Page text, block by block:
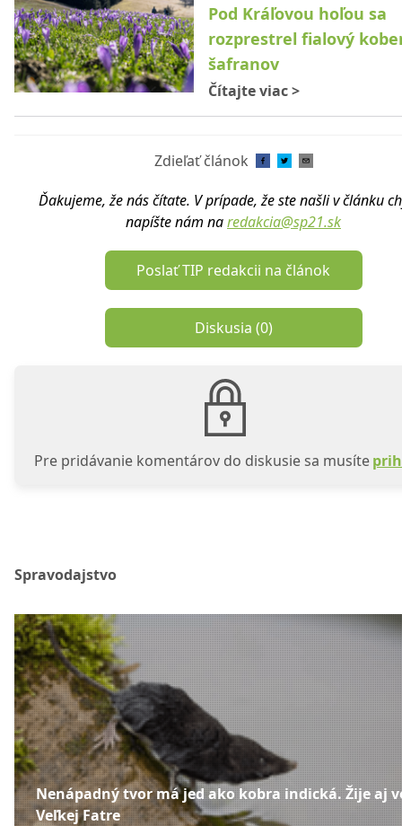
Pod Kráľovou hoľou sa
rozprestrel fialový
šafranov
Čítajte viac>
Zdieľať článok
Ďakujeme, že nás čítate. V prípade, že ste našli v článku
napíšte nám naredakcia@sp21.sk
Poslať TIP redakcii na článok
Diskusia (0)
Pre pridávanie komentárov do diskusie sa musíte
Spravodajstvo
Nenápadný tvor má jed ako kobra indická. Žije aj
Veľkej Fatre